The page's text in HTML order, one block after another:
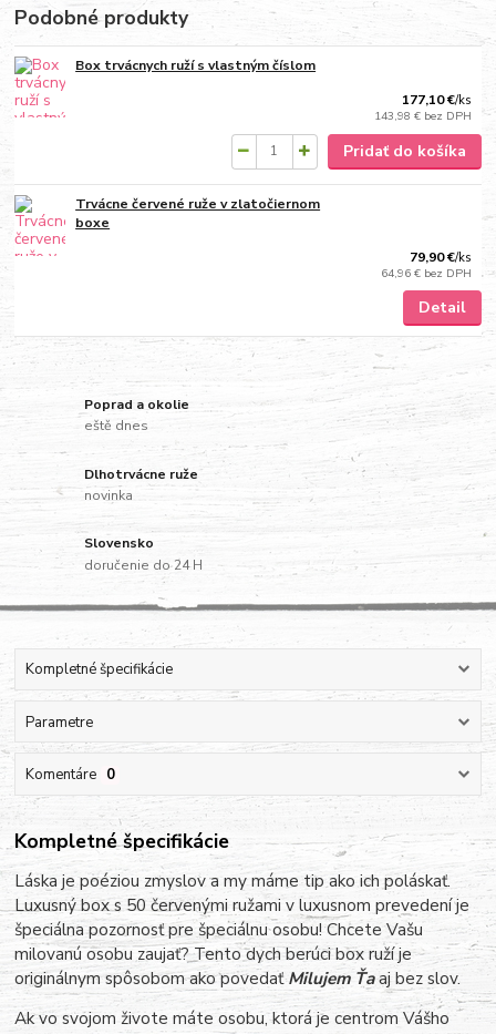
Podobné produkty
Box trvácnych ruží s vlastným číslom
177,10 €/ks
143,98 € bez DPH
Pridať do košíka
Trvácne červené ruže v zlatočiernom
boxe
79,90 €/ks
64,96 € bez DPH
Detail
Poprad a okolie
eště dnes
Dlhotrvácne ruže
novinka
Slovensko
doručenie do 24 H
Kompletné špecifikácie
Parametre
Komentáre 0
Kompletné špecifikácie
Láska je poéziou zmyslov a my máme tip ako ich poláskať.
Luxusný box s 50 červenými ružami v luxusnom prevedení je
špeciálna pozornosť pre špeciálnu osobu! Chcete Vašu
milovanú osobu zaujať? Tento dych berúci box ruží je
originálnym spôsobom ako povedaťMilujem Ťaaj bez slov.
Ak vo svojom živote máte osobu, ktorá je centrom Vášho